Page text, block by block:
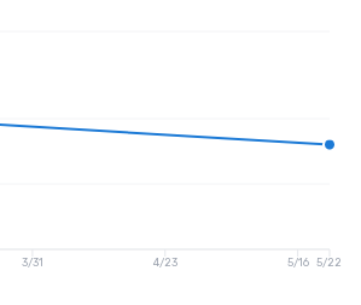
3/31 4/23 5/16 5/22